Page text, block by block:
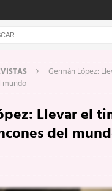
Germán López:
mundo
Llevar el
del